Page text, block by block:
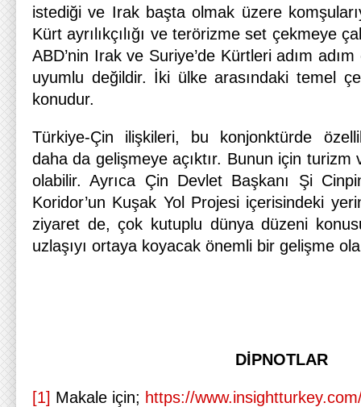
istediği ve Irak başta olmak üzere
Kürt ayrılıkçılığı ve terörizme set çekmeye
ABD’nin Irak ve Suriye’de Kürtleri adım
uyumlu değildir. İki ülke arasındaki temel
konudur.
Türkiye-Çin ilişkileri, bu konjonktürde
daha da gelişmeye açıktır. Bunun için turizm
olabilir. Ayrıca Çin Devlet Başkanı Şi
Koridor’un Kuşak Yol Projesi içerisindeki
ziyaret de, çok kutuplu dünya düzeni
uzlaşıyı ortaya koyacak önemli bir gelişme
DİPNOTLAR
[1] Makale için; https://